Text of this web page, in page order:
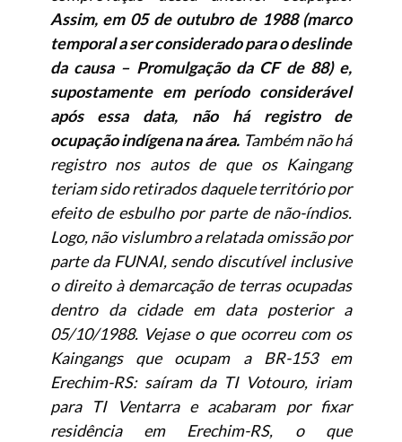
Assim, em 05 de outubro de 1988 (marco
temporal a ser considerado para o deslinde
da causa – Promulgação da CF de 88) e,
supostamente em período considerável
após essa data, não há registro de
ocupação indígena na área. Também não há
registro nos autos de que os Kaingang
teriam sido retirados daquele território por
efeito de esbulho por parte de não-índios.
Logo, não vislumbro a relatada omissão por
parte da FUNAI, sendo discutível inclusive
o direito à demarcação de terras ocupadas
dentro da cidade em data posterior a
05/10/1988. Vejase o que ocorreu com os
Kaingangs que ocupam a BR-153 em
Erechim-RS: saíram da TI Votouro, iriam
para TI Ventarra e acabaram por fixar
residência em Erechim-RS, o que